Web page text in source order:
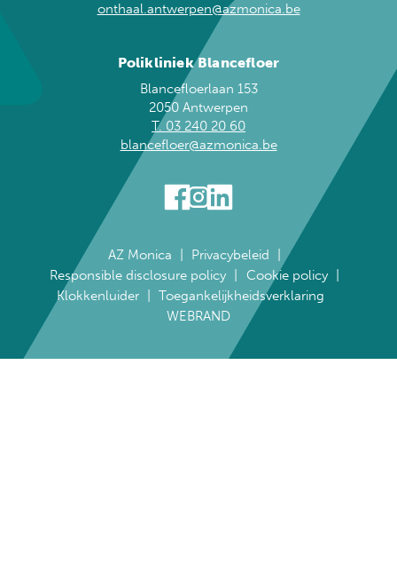
onthaal.antwerpen@azmonica.be
Polikliniek Blancefloer
Blancefloerlaan 153
2050 Antwerpen
T. 03 240 20 60
blancefloer@azmonica.be
AZ Monica
Privacybeleid
Responsible disclosure policy
Cookie policy
Klokkenluider
Toegankelijkheidsverklaring
WEBRAND